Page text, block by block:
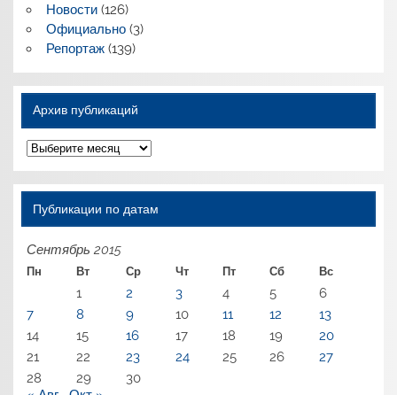
Новости(126)
Официально(3)
Репортаж(139)
Архив публикаций
Архив
публикаций
Публикации по датам
Сентябрь 2015
Пн Вт Ср Чт Пт Сб Вс
1 2 3 4 5
6
7
8 9 10 11 12
13
14
15 16 17 18 19
20
21
22 23 24 25 26
27
28
29
30